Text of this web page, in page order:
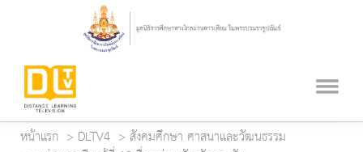
หน้าแรก DLTV4
สังคมศึกษา ศาสนาและวัฒนธรรม